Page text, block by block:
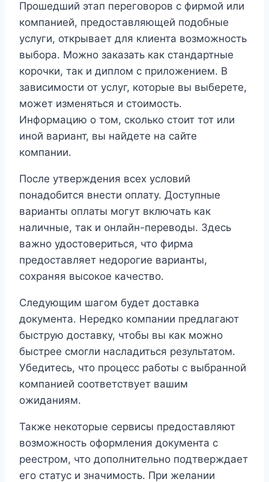
Прошедший этап переговоров с фирмой или
компанией, предоставляющей подобные
услуги, открывает для клиента возможность
выбора. Можно заказать как стандартные
корочки, так и диплом с приложением. В
зависимости от услуг, которые вы выберете,
может изменяться и стоимость.
Информацию о том, сколько стоит тот или
иной вариант, вы найдете на сайте
компании.
После утверждения всех условий
понадобится внести оплату. Доступные
варианты оплаты могут включать как
наличные, так и онлайн-переводы. Здесь
важно удостовериться, что фирма
предоставляет недорогие варианты,
сохраняя высокое качество.
Следующим шагом будет доставка
документа. Нередко компании предлагают
быструю доставку, чтобы вы как можно
быстрее смогли насладиться результатом.
Убедитесь, что процесс работы с выбранной
компанией соответствует вашим
ожиданиям.
Также некоторые сервисы предоставляют
возможность оформления документа с
реестром, что дополнительно подтверждает
его статус и значимость. При желании